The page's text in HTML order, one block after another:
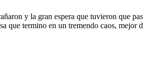
y la gran espera que tuvieron que
que termino en un tremendo caos, mejor